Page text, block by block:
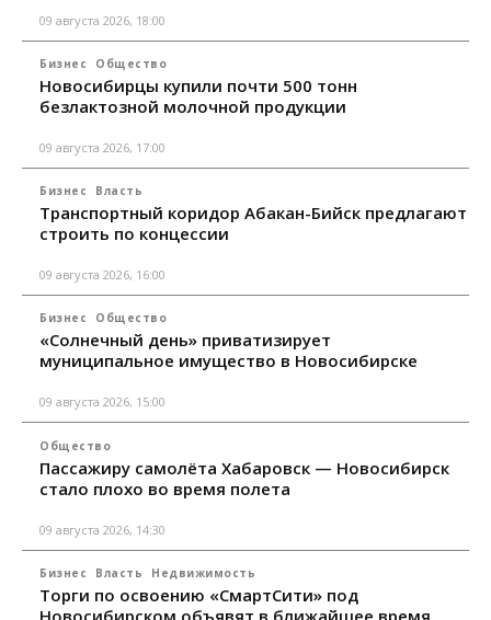
09 августа 2026, 18:00
Бизнес Общество
Новосибирцы купили почти 500 тонн
безлактозной молочной продукции
09 августа 2026, 17:00
Бизнес Власть
Транспортный коридор Абакан-Бийск предлагают
строить по концессии
09 августа 2026, 16:00
Бизнес Общество
«Солнечный день» приватизирует
муниципальное имущество в Новосибирске
09 августа 2026, 15:00
Общество
Пассажиру самолёта Хабаровск — Новосибирск
стало плохо во время полета
09 августа 2026, 14:30
Бизнес Власть Недвижимость
Торги по освоению «СмартСити» под
Новосибирском объявят в ближайшее время